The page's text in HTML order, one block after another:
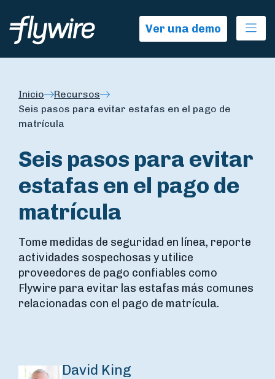
Ver una demo
Inicio
Recursos
Seis pasos para evitar estafas en el pago de
matrícula
Seis pasos para evitar
estafas en el pago de
matrícula
Tome medidas de seguridad en línea, reporte
actividades sospechosas y utilice
proveedores de pago confiables como
Flywire para evitar las estafas más comunes
relacionadas con el pago de matrícula.
David King